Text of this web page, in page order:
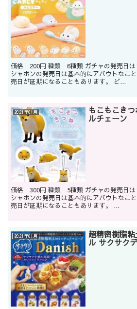
価格 200円 種類 6種類 ガチャの発売日
シャポンの発売日は基本的にアバウトなこ
売日が延期になることもあります。 ど...
2021年01月 もこもこき
ルチェーン
価格 300円 種類 5種類 ガチャの発売日は
シャポンの発売日は基本的にアバウトなこ
売日が延期になることもあります。 ...
2021年01月 超精密樹脂
ル サクサク